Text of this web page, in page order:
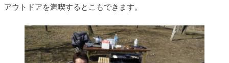
釣り方
それぞれの釣りで注意すべきことは?
ルールやマナーについて
ルール
アウトドアを満喫するとこもできます。